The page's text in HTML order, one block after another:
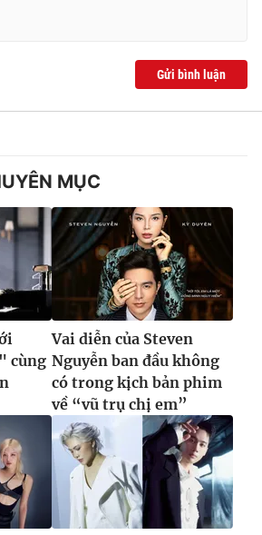
Gửi bình luận
MỤC
cùng
Vai diễn của Steven
Nguyễn ban đầu không
có trong kịch bản phim
về “vũ trụ chị em”